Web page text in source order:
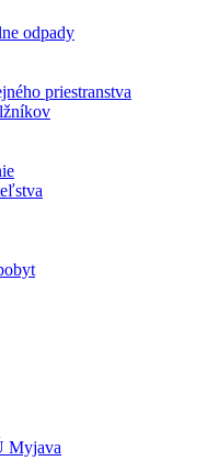
odpady
priestranstva
Myjava